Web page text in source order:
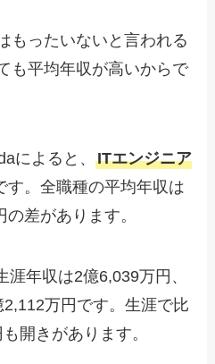
もったいないと言われる
も平均年収が高いからで
によると、ITエンジニア
す。全職種の平均年収は
差があります。
年収は2億6,039万円、
万円です。生涯で比
開きがあります。